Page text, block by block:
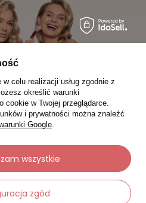
celu realizacji usług zgodnie z
określić warunki
cookie w Twojej przeglądarce.
i prywatności można znaleźć
Google.
zgód
wszystkie